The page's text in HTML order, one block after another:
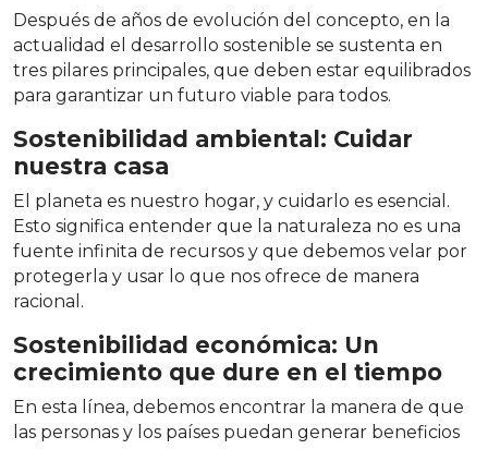
Después de años de evolución del concepto, en la
actualidad el desarrollo sostenible se sustenta en
tres pilares principales, que deben estar equilibrados
para garantizar un futuro viable para todos.
Sostenibilidad ambiental: Cuidar
nuestra casa
El planeta es nuestro hogar, y cuidarlo es esencial.
Esto significa entender que la naturaleza no es una
fuente infinita de recursos y que debemos velar por
protegerla y usar lo que nos ofrece de manera
racional.
Sostenibilidad económica: Un
crecimiento que dure en el tiempo
En esta línea, debemos encontrar la manera de que
las personas y los países puedan generar beneficios